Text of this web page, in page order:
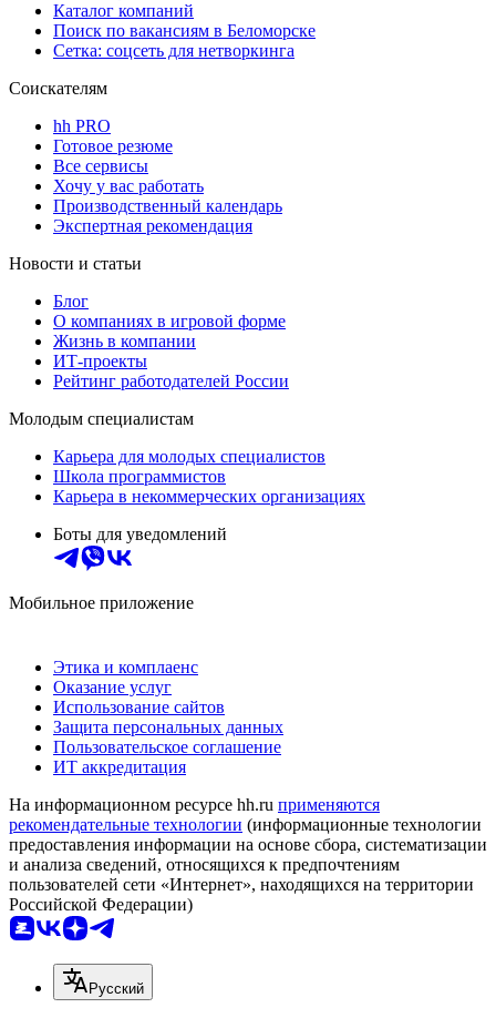
Каталог компаний
Поиск по вакансиям в Беломорске
Сетка: соцсеть для нетворкинга
Соискателям
hh PRO
Готовое резюме
Все сервисы
Хочу у вас работать
Производственный календарь
Экспертная рекомендация
Новости и статьи
Блог
О компаниях в игровой форме
Жизнь в компании
ИТ-проекты
Рейтинг работодателей России
Молодым специалистам
Карьера для молодых специалистов
Школа программистов
Карьера в некоммерческих организациях
Боты для уведомлений
Мобильное приложение
Этика и комплаенс
Оказание услуг
Использование сайтов
Защита персональных данных
Пользовательское соглашение
ИТ аккредитация
На информационном ресурсе hh.ru применяются
рекомендательные технологии (информационные технологии
предоставления информации на основе сбора, систематизации
и анализа сведений, относящихся к предпочтениям
пользователей сети «Интернет», находящихся на территории
Российской Федерации)
Русский